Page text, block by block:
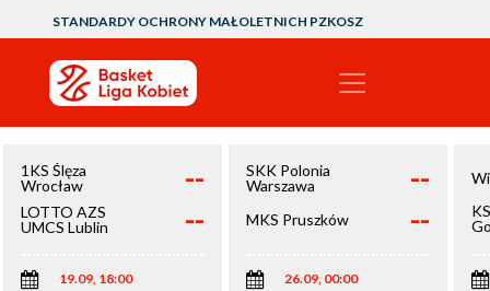
STANDARDY OCHRONY MAŁOLETNICH PZKOSZ
1KS Ślęza
Wrocław
--
LOTTO AZS
UMCS Lublin
--
19.09, 18:00
SKK Polonia
Warszawa
--
MKS Pruszków --
26.09, 00:00